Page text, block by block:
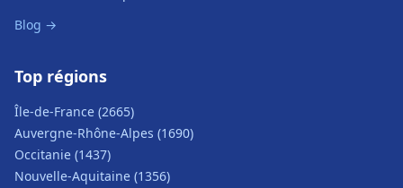
Blog →
Top régions
Île-de-France (2665)
Auvergne-Rhône-Alpes (1690)
Occitanie (1437)
Nouvelle-Aquitaine (1356)